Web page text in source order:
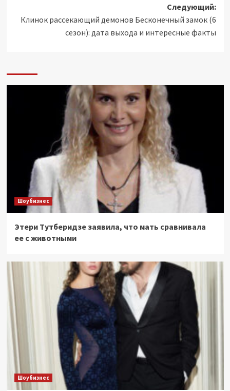
Следующий:
Клинок рассекающий демонов Бесконечный замок (6
сезон): дата выхода и интересные факты
Шоубизнес
Этери Тутберидзе заявила, что мать сравнивала
ее с животными
Шоубизнес